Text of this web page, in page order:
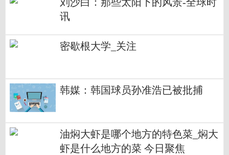
刘沙白：那些太阳下的风景-全球时
讯
密歇根大学_关注
韩媒：韩国球员孙准浩已被批捕
油焖大虾是哪个地方的特色菜_焖大
虾是什么地方的菜 今日聚焦